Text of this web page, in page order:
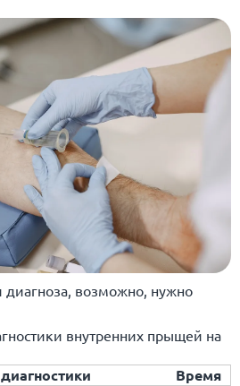
диагноза, возможно, нужно
внутренних прыщей на
Время